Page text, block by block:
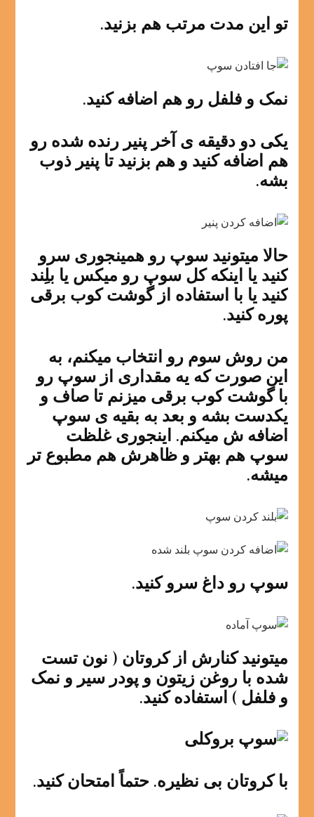
تو این مدت مرتب هم بزنید.
نمک و فلفل رو هم اضافه کنید.
یکی دو دقیقه ی آخر پنیر رنده شده رو
هم اضافه کنید و هم بزنید تا پنیر ذوب
بشه.
حالا میتونید سوپ رو همینجوری سرو
کنید یا اینکه کل سوپ رو میکس یا بلِند
کنید یا با استفاده از گوشت کوب برقی
پوره کنید.
من روش سوم رو انتخاب میکنم، به
این صورت که یه مقداری از سوپ رو
با گوشت کوب برقی میزنم تا صاف و
یکدست بشه و بعد به بقیه ی سوپ
اضافه ش میکنم. اینجوری غلظت
سوپ هم بهتر و ظاهرش هم مطبوع تر
میشه.
سوپ رو داغ سرو کنید.
میتونید کنارش از کروتان ( نون تست
شده با روغن زیتون و پودر سیر و نمک
و فلفل ) استفاده کنید.
با کروتان بی نظیره. حتماً امتحان کنید.